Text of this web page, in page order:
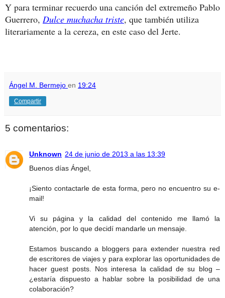
Y para terminar recuerdo una canción del extremeño Pablo
Guerrero, Dulce muchacha triste, que también utiliza
literariamente a la cereza, en este caso del Jerte.
Ángel M. Bermejo en 19:24
Compartir
5 comentarios:
Unknown 24 de junio de 2013 a las 13:39
Buenos días Ángel,
¡Siento contactarle de esta forma, pero no encuentro su e-
mail!
Vi su página y la calidad del contenido me llamó la
atención, por lo que decidí mandarle un mensaje.
Estamos buscando a bloggers para extender nuestra red
de escritores de viajes y para explorar las oportunidades de
hacer guest posts. Nos interesa la calidad de su blog –
¿estaría dispuesto a hablar sobre la posibilidad de una
colaboración?